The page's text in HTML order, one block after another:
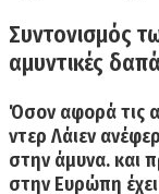
Συντονισμός
αμυντικές
Όσον αφοράτις
ντερ Λάιεν
στην άμυνα. και
στην Ευρώπη